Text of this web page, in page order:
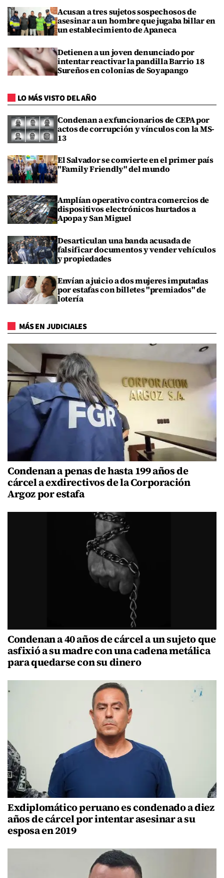
Acusan a tres sujetos sospechosos de
asesinar a un hombre que jugaba billar en
un establecimiento de Apaneca
Detienen a un joven denunciado por
intentar reactivar la pandilla Barrio 18
Sureños en colonias de Soyapango
LO MÁS VISTO DEL AÑO
Condenan a exfuncionarios de CEPA por
actos de corrupción y vínculos con la MS-
13
El Salvador se convierte en el primer país
"Family Friendly" del mundo
Amplían operativo contra comercios de
dispositivos electrónicos hurtados a
Apopa y San Miguel
Desarticulan una banda acusada de
falsificar documentos y vender vehículos
y propiedades
Envían a juicio a dos mujeres imputadas
por estafas con billetes "premiados" de
lotería
MÁS EN JUDICIALES
Condenan a penas de hasta 199 años de
cárcel a exdirectivos de la Corporación
Argoz por estafa
Condenan a 40 años de cárcel a un sujeto que
asfixió a su madre con una cadena metálica
para quedarse con su dinero
Exdiplomático peruano es condenado a diez
años de cárcel por intentar asesinar a su
esposa en 2019